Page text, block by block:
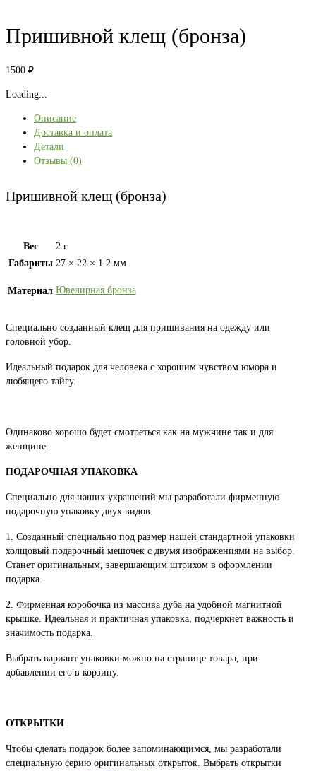
Пришивной клещ (бронза)
1500 ₽
Loading...
Описание
Доставка и оплата
Детали
Отзывы (0)
Пришивной клещ (бронза)
Вес
2 г
Габариты 27 × 22 × 1.2 мм
Материал Ювелирная бронза
Специально созданный клещ для пришивания на одежду или
головной убор.
Идеальный подарок для человека с хорошим чувством юмора и
любящего тайгу.
Одинаково хорошо будет смотреться как на мужчине так и для
женщине.
ПОДАРОЧНАЯ УПАКОВКА
Специально для наших украшений мы разработали фирменную
подарочную упаковку двух видов:
1. Созданный специально под размер нашей стандартной упаковки
холщовый подарочный мешочек с двумя изображениями на выбор.
Станет оригинальным, завершающим штрихом в оформлении
подарка.
2. Фирменная коробочка из массива дуба на удобной магнитной
крышке. Идеальная и практичная упаковка, подчеркнёт важность и
значимость подарка.
Выбрать вариант упаковки можно на странице товара, при
добавлении его в корзину.
ОТКРЫТКИ
Чтобы сделать подарок более запоминающимся, мы разработали
специальную серию оригинальных открыток. Выбрать открытки